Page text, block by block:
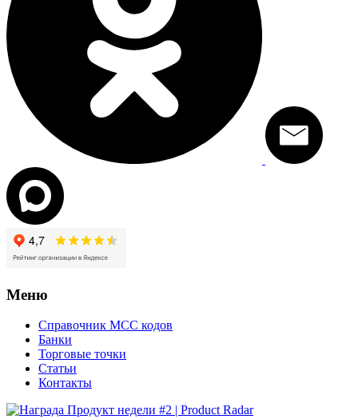
Меню
Справочник MCC кодов
Банки
Торговые точки
Статьи
Контакты